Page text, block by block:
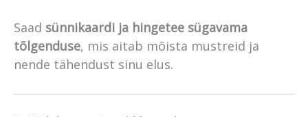
Saad sünnikaardi ja hingetee sügavama
tõlgenduse, mis aitab mõista mustreid ja
nende tähendust sinu elus.